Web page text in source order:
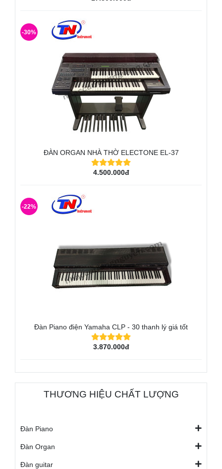
ĐÀN ORGAN NHÀ THỜ ELECTONE EL-37
4.500.000đ
-30%
Đàn Piano điện Yamaha CLP - 30 thanh lý giá tốt
3.870.000đ
-22%
THƯƠNG HIỆU CHẤT LƯỢNG
Đàn Piano
Đàn Organ
Đàn guitar